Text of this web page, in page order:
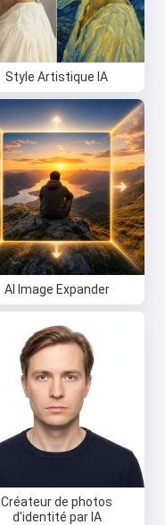
Style Artistique IA
AI Image Expander
Créateur de photos
d'identité par IA